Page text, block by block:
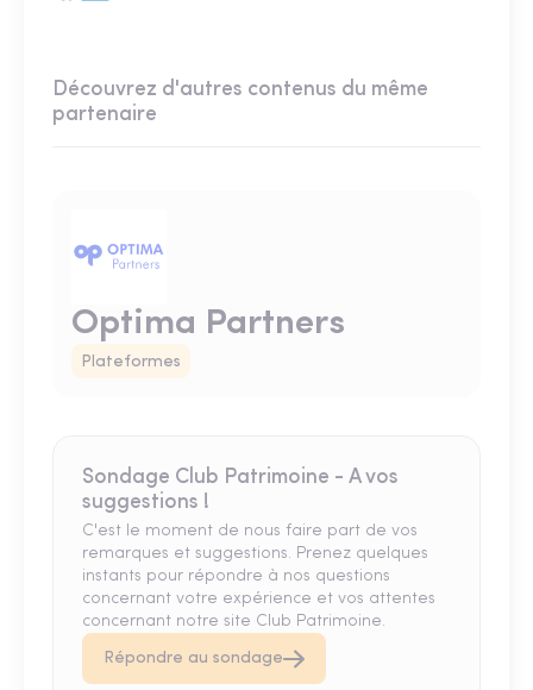
Découvrez d'autres contenus du même
partenaire
Optima Partners
Plateformes
Sondage Club Patrimoine - A vos
suggestions !
C'est le moment de nous faire part de vos
remarques et suggestions. Prenez quelques
instants pour répondre à nos questions
concernant votre expérience et vos attentes
concernant notre site Club Patrimoine.
Répondre au sondage